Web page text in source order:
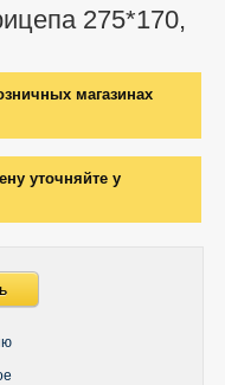
275*170,
магазинах
уточняйте у